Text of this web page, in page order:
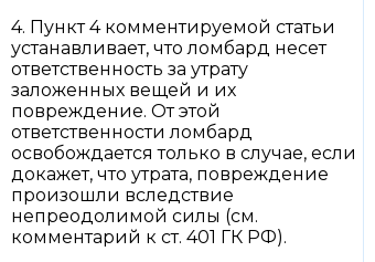
4. Пункт 4 комментируемой статьи
устанавливает, что ломбард несет
ответственность за утрату
заложенных вещей и их
повреждение. От этой
ответственности ломбард
освобождается только в случае, если
докажет, что утрата, повреждение
произошли вследствие
непреодолимой силы (см.
комментарий к ст. 401 ГК РФ).